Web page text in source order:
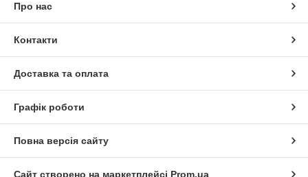
Про нас
Контакти
Доставка та оплата
Графік роботи
Повна версія сайту
Сайт створено на маркетплейсі Prom.ua